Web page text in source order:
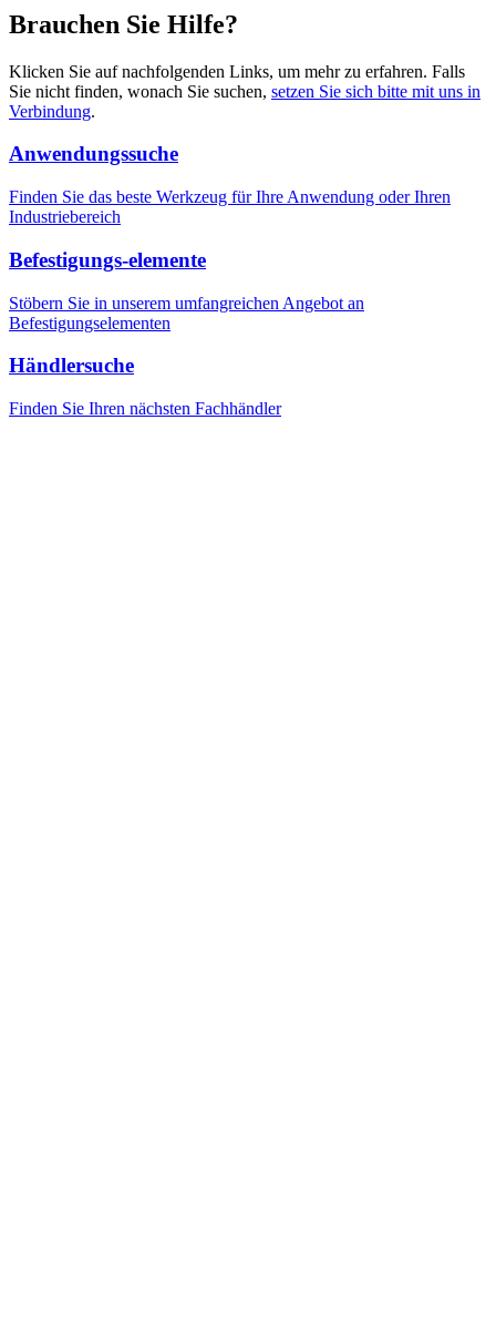
Brauchen Sie Hilfe?
Klicken Sie auf nachfolgenden Links, um mehr zu erfahren. Falls
Sie nicht finden, wonach Sie suchen, setzen Sie sich bitte mit uns in
Verbindung.
Anwendungssuche
Finden Sie das beste Werkzeug für Ihre Anwendung oder Ihren
Industriebereich
Befestigungs-elemente
Stöbern Sie in unserem umfangreichen Angebot an
Befestigungselementen
Händlersuche
Finden Sie Ihren nächsten Fachhändler